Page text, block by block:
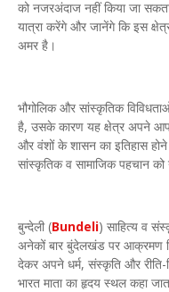
को नजरअंदाज नहीं किया जा
यात्रा करेंगे और जानेंगे कि इस
अमर है।
भौगोलिक और सांस्कृतिक
है, उसके कारण यह क्षेत्र अपने
और वंशों के शासन का इतिहास
सांस्कृतिक व सामाजिक पहचान को
बुन्देली (Bundeli) साहित्य व
अनेकों बार बुंदेलखंड पर आक्रमण
देकर अपने धर्म, संस्कृति और रीति-
भारत माता का हृदय स्थल कहा